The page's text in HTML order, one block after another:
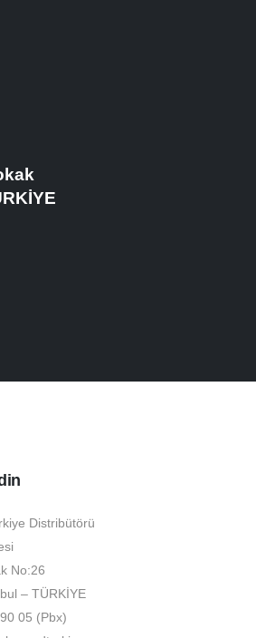
Distribütörü
No:26
– TÜRKİYE
05 (Pbx)